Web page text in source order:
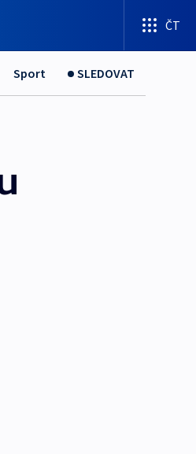
ČT
Sport SLEDOVAT